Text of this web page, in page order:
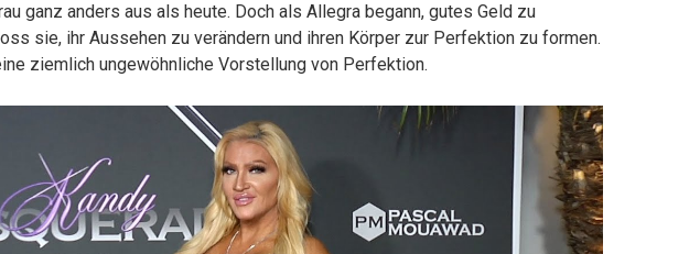
ganz anders aus als heute. Doch als Allegra begann, gutes Geld zu
sie, ihr Aussehen zu verändern und ihren Körper zur Perfektion zu formen.
ziemlich ungewöhnliche Vorstellung von Perfektion.